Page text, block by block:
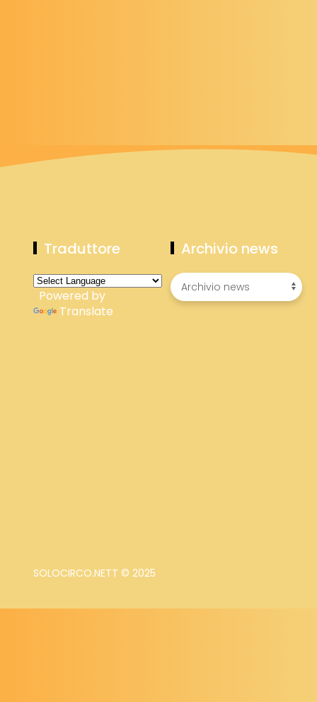
Traduttore
Powered by
Translate
Archivio news
SOLOCIRCO.NETT © 2025